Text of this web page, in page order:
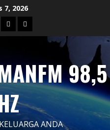
7, 2026
Dengarkan
Siaran
Iklan
98,5
ANDA